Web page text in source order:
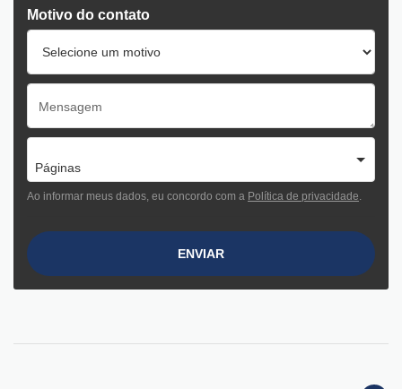
Motivo do contato
Páginas
Ao informar meus dados, eu concordo com a Política de privacidade.
ENVIAR